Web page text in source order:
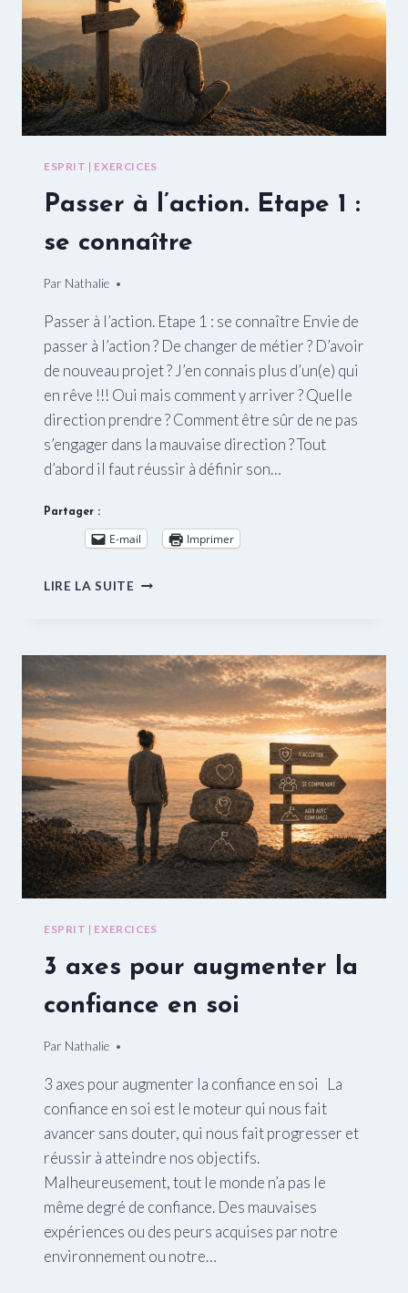
ESPRIT | EXERCICES
Passer à l’action. Etape 1 :
se connaître
Par Nathalie
15/01/2016
Passer à l’action. Etape 1 : se connaître Envie de
passer à l’action ? De changer de métier ? D’avoir
de nouveau projet ? J’en connais plus d’un(e) qui
en rêve !!! Oui mais comment y arriver ? Quelle
direction prendre ? Comment être sûr de ne pas
s’engager dans la mauvaise direction ? Tout
d’abord il faut réussir à définir son…
Partager :
E-mail Imprimer
LIRE LA SUITE PASSER
1
:
CONNAÎTRE
ESPRIT | EXERCICES
3 axes pour augmenter la
confiance en soi
Par Nathalie
12/06/2015
3 axes pour augmenter la confiance en soi La
confiance en soi est le moteur qui nous fait
avancer sans douter, qui nous fait progresser et
réussir à atteindre nos objectifs.
Malheureusement, tout le monde n’a pas le
même degré de confiance. Des mauvaises
expériences ou des peurs acquises par notre
environnement ou notre…